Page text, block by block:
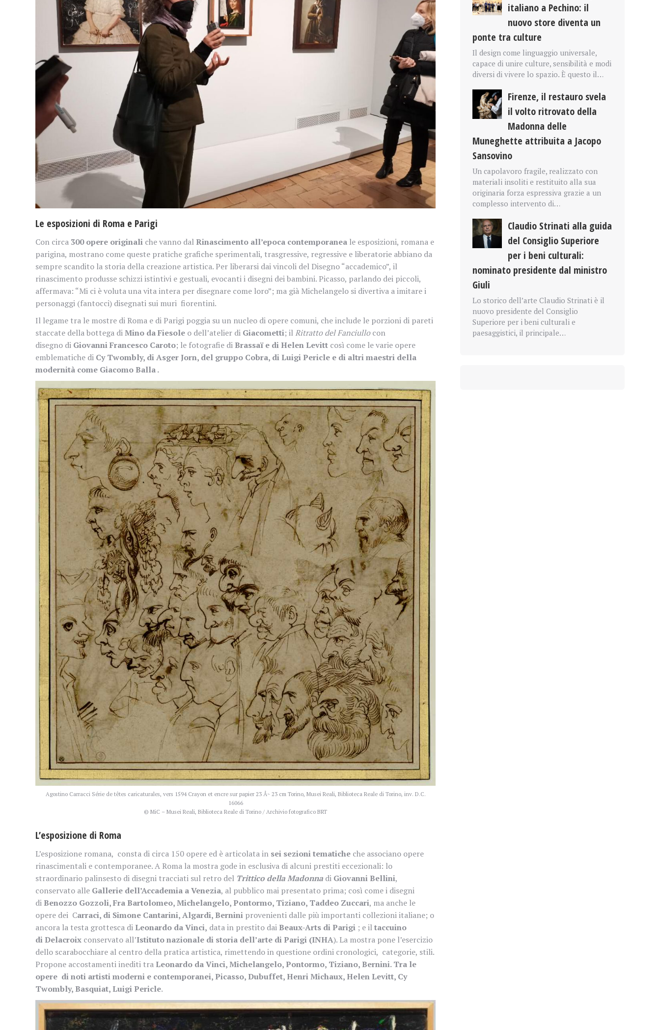
Le esposizioni di Roma e Parigi
Con circa 300 opere originali che vanno dalRinascimento all’epoca contemporanea le esposizioni, romana e
parigina, mostrano come queste pratiche grafiche sperimentali, trasgressive, regressive e liberatorie abbiano da
sempre scandito la storia della creazione artistica. Per liberarsi dai vincoli del Disegno “accademico”, il
rinascimento produsse schizzi istintivi e gestuali, evocanti i disegni dei bambini. Picasso, parlando dei piccoli,
affermava: “Mi ci è voluta una vita intera per disegnare come loro”; ma già Michelangelo si divertiva a imitare i
personaggi (fantocci) disegnati sui muri fiorentini.
Il legame tra le mostre di Roma e di Parigi poggia su un nucleo di opere comuni, che include le porzioni di pareti
staccate della bottega diMino da Fiesole o dell’atelier di Giacometti; ilRitratto del Fanciullocon
disegno di Giovanni Francesco Caroto; le fotografie diBrassaï e di Helen Levitt così come le varie opere
emblematiche di Cy Twombly, di Asger Jorn, del gruppo Cobra, di Luigi Pericle e di altri maestri della
modernità come Giacomo Balla .
Agostino Carracci Série de têtes caricaturales, vers 1594 Crayon et encre sur papier 23 Å~ 23 cm Torino, Musei Reali, Biblioteca Reale di Torino, inv. D.C.
16066
© MiC – Musei Reali, Biblioteca Reale di Torino / Archivio fotografico BRT
L’esposizione di Roma
L’esposizione romana, consta di circa 150 opere ed è articolata in sei sezioni tematiche che associano opere
rinascimentali e contemporanee. A Roma la mostra gode in esclusiva di alcuni prestiti eccezionali: lo
straordinario palinsesto di disegni tracciati sul retro del Trittico della Madonna di Giovanni Bellini,
conservato alle Gallerie dell’Accademia a Venezia, al pubblico mai presentato prima; così come i disegni
diBenozzo Gozzoli, Fra Bartolomeo, Michelangelo, Pontormo, Tiziano, Taddeo Zuccari, ma anche le
opere dei Carraci, di Simone Cantarini, Algardi, Bernini provenienti dalle più importanti collezioni italiane; o
ancora la testa grottesca diLeonardo da Vinci, data in prestito daiBeaux-Arts di Parigi ; e iltaccuino
di Delacroix conservato all’Istituto nazionale di storia dell’arte di Parigi (INHA). La mostra pone l’esercizio
dello scarabocchiare al centro della pratica artistica, rimettendo in questione ordini cronologici, categorie, stili.
Propone accostamenti inediti traLeonardo da Vinci, Michelangelo, Pontormo, Tiziano, Bernini. Tra le
opere di noti artisti moderni e contemporanei, Picasso, Dubuffet, Henri Michaux, Helen Levitt, Cy
Twombly, Basquiat, Luigi Pericle.
italiano a Pechino: il
nuovo store diventa un
ponte tra culture
Il design come linguaggio universale,
capace di unire culture, sensibilità e modi
diversi di vivere lo spazio. È questo il…
Firenze, il restauro svela
il volto ritrovato della
Madonna delle
Muneghette attribuita a Jacopo
Sansovino
Un capolavoro fragile, realizzato con
materiali insoliti e restituito alla sua
originaria forza espressiva grazie a un
complesso intervento di…
Claudio Strinati alla guida
del Consiglio Superiore
per i beni culturali:
nominato presidente dal ministro
Giuli
Lo storico dell’arte Claudio Strinati è il
nuovo presidente del Consiglio
Superiore per i beni culturali e
paesaggistici, il principale…